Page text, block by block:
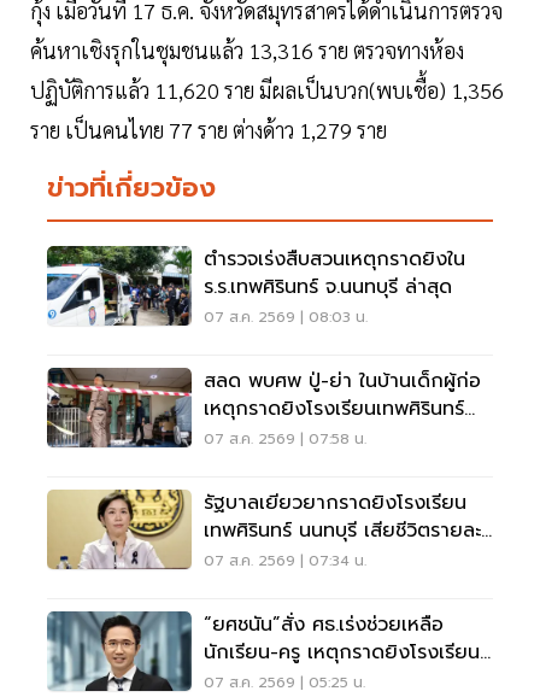
กุ้ง เมื่อวันที่ 17 ธ.ค. จังหวัดสมุทรสาครได้ดำเนินการตรวจ
ค้นหาเชิงรุกในชุมชนแล้ว 13,316 ราย ตรวจทางห้อง
ปฏิบัติการแล้ว 11,620 ราย มีผลเป็นบวก(พบเชื้อ) 1,356
ราย เป็นคนไทย 77 ราย ต่างด้าว 1,279 ราย
ข่าวที่เกี่ยวข้อง
ตำรวจเร่งสืบสวนเหตุกราดยิงใน
ร.ร.เทพศิรินทร์ จ.นนทบุรี ล่าสุด
07 ส.ค. 2569 | 08:03 น.
สลด พบศพ ปู่-ย่า ในบ้านเด็กผู้ก่อ
เหตุกราดยิงโรงเรียนเทพศิรินทร์
นนทบุรี
07 ส.ค. 2569 | 07:58 น.
รัฐบาลเยียวยากราดยิงโรงเรียน
เทพศิรินทร์ นนทบุรี เสียชีวิตรายละ
1 ล้าน
07 ส.ค. 2569 | 07:34 น.
“ยศชนัน”สั่ง ศธ.เร่งช่วยเหลือ
นักเรียน-ครู เหตุกราดยิงโรงเรียน
นนทบุรี
07 ส.ค. 2569 | 05:25 น.